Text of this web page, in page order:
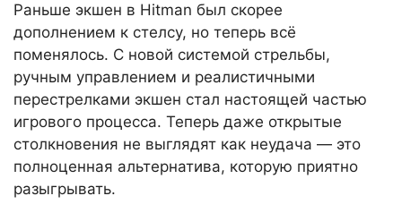
Раньше экшен в Hitman был скорее
дополнением к стелсу, но теперь всё
поменялось. С новой системой стрельбы,
ручным управлением и реалистичными
перестрелками экшен стал настоящей частью
игрового процесса. Теперь даже открытые
столкновения не выглядят как неудача — это
полноценная альтернатива, которую приятно
разыгрывать.